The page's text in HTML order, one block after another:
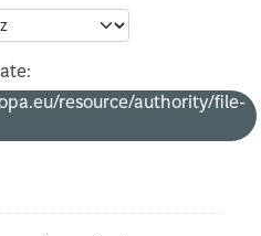
resource/authority/file-